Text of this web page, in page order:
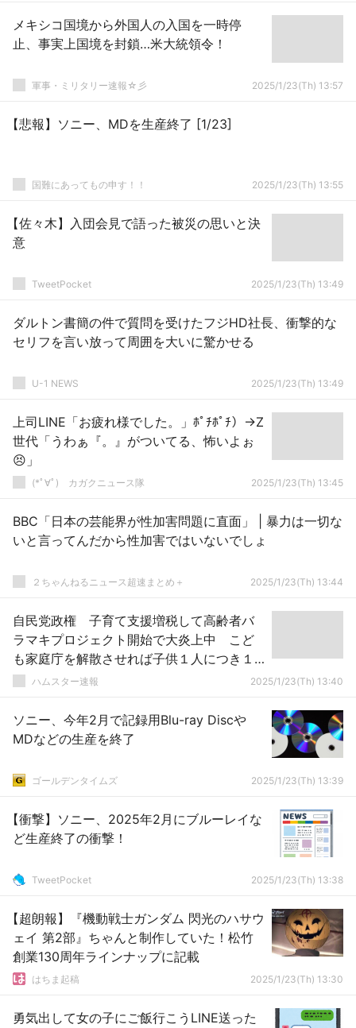
メキシコ国境から外国人の入国を一時停
止、事実上国境を封鎖…米大統領令！
軍事・ミリタリー速報☆彡 2025/1/23(Th) 13:57
【悲報】ソニー、MDを生産終了 [1/23]
国難にあってもの申す！！ 2025/1/23(Th) 13:55
【佐々木】入団会見で語った被災の思いと決
意
TweetPocket 2025/1/23(Th) 13:49
ダルトン書簡の件で質問を受けたフジHD社長、衝撃的な
セリフを言い放って周囲を大いに驚かせる
U-1 NEWS 2025/1/23(Th) 13:49
上司LINE「お疲れ様でした。」ﾎﾟﾁﾎﾟﾁ）→Z
世代「うわぁ『。』がついてる、怖いよぉ
😣」
(*ﾟ∀ﾟ)ゞカガクニュース隊 2025/1/23(Th) 13:45
BBC「日本の芸能界が性加害問題に直面」 | 暴力は一切な
いと言ってんだから性加害ではいないでしょ
２ちゃんねるニュース超速まとめ＋ 2025/1/23(Th) 13:44
自民党政権 子育て支援増税して高齢者バ
ラマキプロジェクト開始で大炎上中 こど
も家庭庁を解散させれば子供１人につき１
０００万円以上支給可能
ハムスター速報 2025/1/23(Th) 13:40
ソニー、今年2月で記録用Blu-ray Discや
MDなどの生産を終了
ゴールデンタイムズ 2025/1/23(Th) 13:39
【衝撃】ソニー、2025年2月にブルーレイな
ど生産終了の衝撃！
TweetPocket 2025/1/23(Th) 13:38
【超朗報】『機動戦士ガンダム 閃光のハサウ
ェイ 第2部』ちゃんと制作していた！松竹
創業130周年ラインナップに記載
はちま起稿 2025/1/23(Th) 13:30
勇気出して女の子にご飯行こうLINE送った